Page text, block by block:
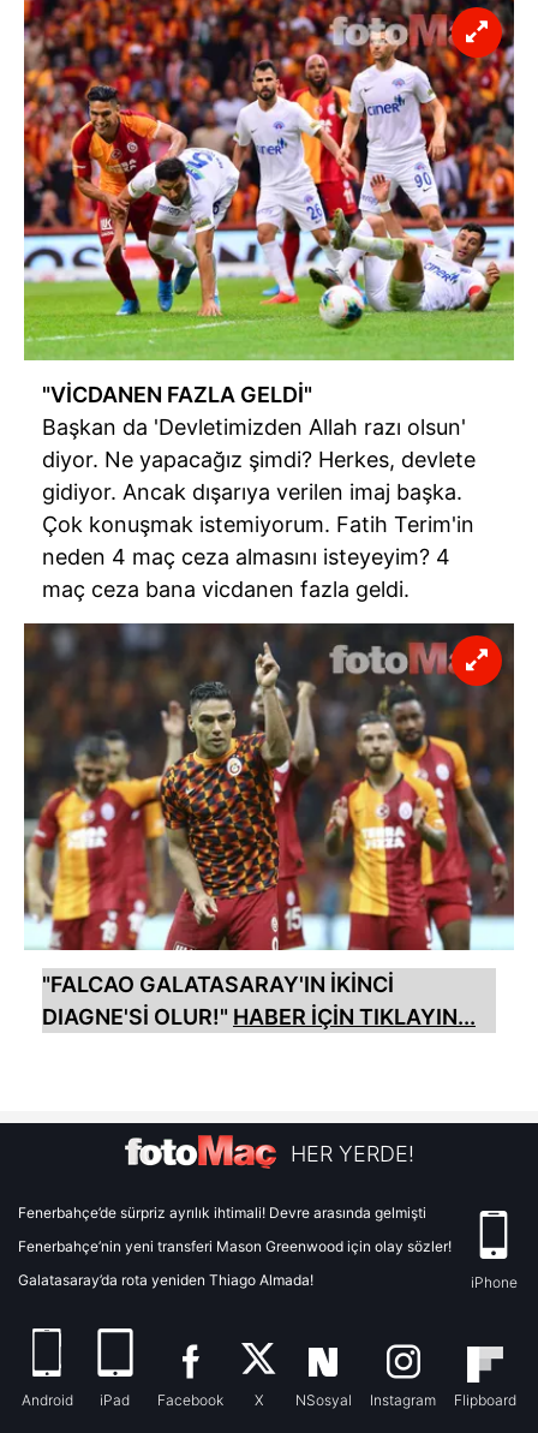
"VİCDANEN FAZLA GELDİ"
Başkan da 'Devletimizden Allah razı olsun'
diyor. Ne yapacağız şimdi? Herkes, devlete
gidiyor. Ancak dışarıya verilen imaj başka.
Çok konuşmak istemiyorum. Fatih Terim'in
neden 4 maç ceza almasını isteyeyim? 4
maç ceza bana vicdanen fazla geldi.
"FALCAO GALATASARAY'IN İKİNCİ
DIAGNE'Sİ OLUR!" HABER İÇİN TIKLAYIN...
HER YERDE!
Fenerbahçe’de sürpriz ayrılık ihtimali! Devre arasında gelmişti
Fenerbahçe’nin yeni transferi Mason Greenwood için olay sözler!
Galatasaray’da rota yeniden Thiago Almada!
iPhone
Android iPad Facebook X NSosyal Instagram Flipboard